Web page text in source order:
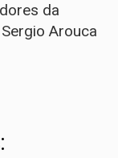
da
Arouca